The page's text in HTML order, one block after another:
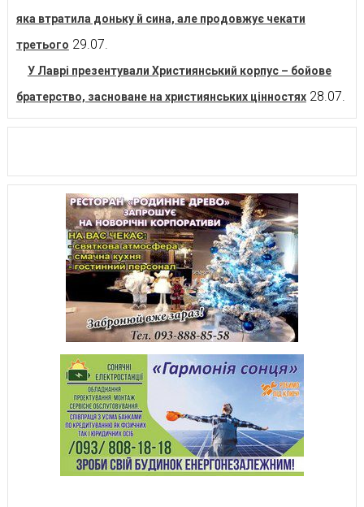
яка втратила доньку й сина, але продовжує чекати
третього 29.07.
У Лаврі презентували Християнський корпус – бойове
братерство, засноване на християнських цінностях 28.07.